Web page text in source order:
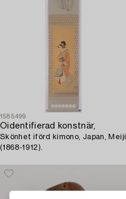
1585499
Oidentifierad konstnär,
Skönhet iförd kimono, Japan, Meiji
(1868-1912).